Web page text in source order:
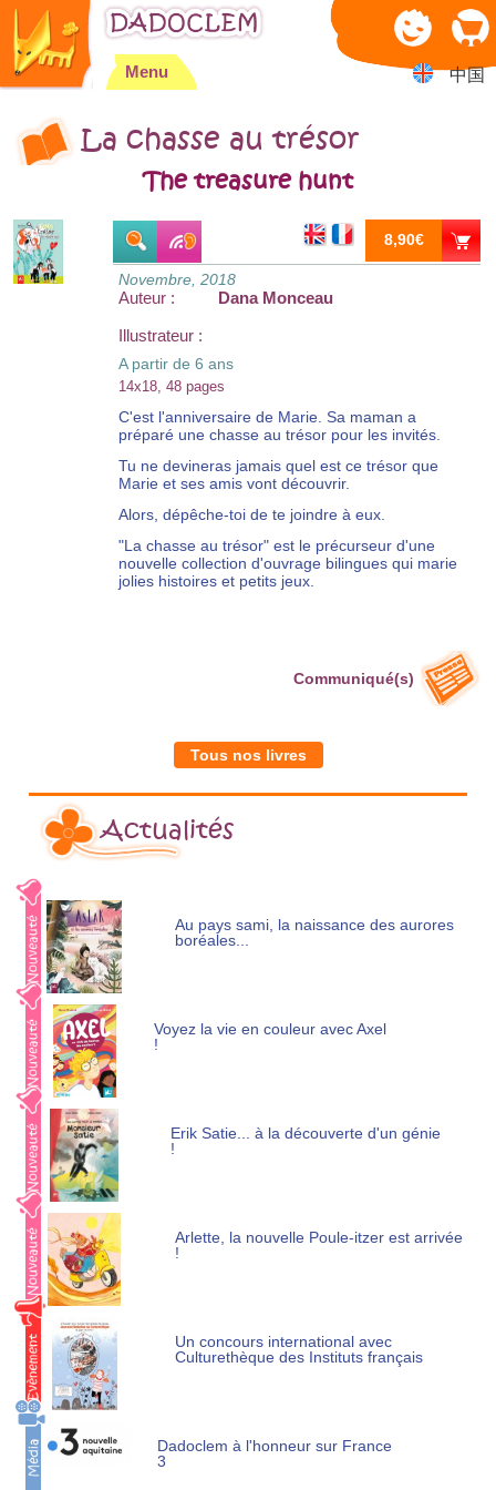
Jump to navigation
Menu 中国
La chasse au trésor
The treasure hunt
8,90€
Novembre, 2018
Auteur :
Dana Monceau
Illustrateur :
A partir de 6 ans
14x18, 48 pages
C'est l'anniversaire de Marie. Sa maman a
préparé une chasse au trésor pour les invités.
Tu ne devineras jamais quel est ce trésor que
Marie et ses amis vont découvrir.
Alors, dépêche-toi de te joindre à eux.
"La chasse au trésor" est le précurseur d'une
nouvelle collection d'ouvrage bilingues qui marie
jolies histoires et petits jeux.
Communiqué(s)
Tous nos livres
Actualités
Au pays sami, la naissance des aurores
boréales...
Voyez la vie en couleur avec Axel
!
Erik Satie... à la découverte d'un génie
!
Arlette, la nouvelle Poule-itzer est arrivée
!
Un concours international avec
Culturethèque des Instituts français
Dadoclem à l'honneur sur France
3